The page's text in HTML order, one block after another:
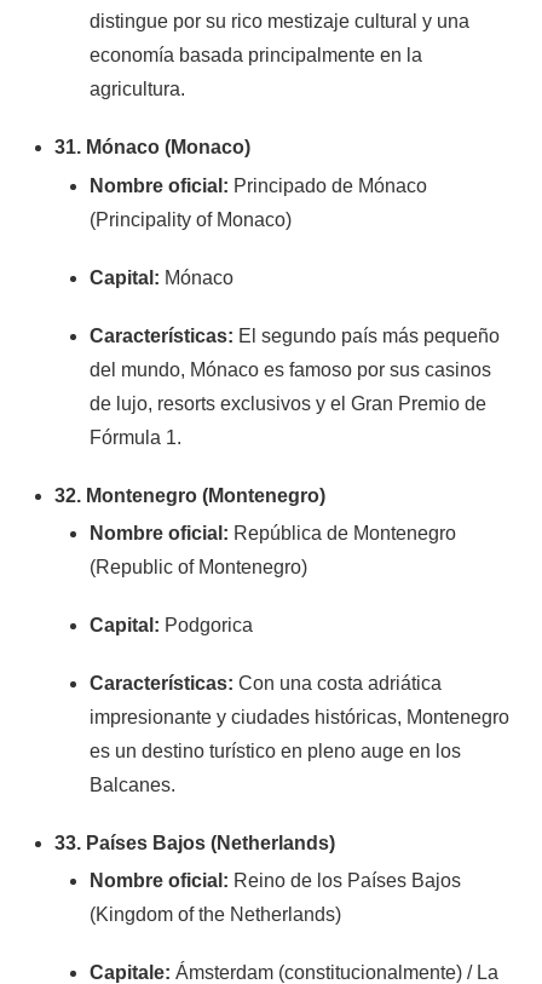
distingue por su rico mestizaje cultural y una
economía basada principalmente en la
agricultura.
31. Mónaco (Monaco)
Nombre oficial: Principado de Mónaco
(Principality of Monaco)
Capital: Mónaco
Características: El segundo país más pequeño
del mundo, Mónaco es famoso por sus casinos
de lujo, resorts exclusivos y el Gran Premio de
Fórmula 1.
32. Montenegro (Montenegro)
Nombre oficial: República de Montenegro
(Republic of Montenegro)
Capital: Podgorica
Características: Con una costa adriática
impresionante y ciudades históricas, Montenegro
es un destino turístico en pleno auge en los
Balcanes.
33. Países Bajos (Netherlands)
Nombre oficial: Reino de los Países Bajos
(Kingdom of the Netherlands)
Capitale: Ámsterdam (constitucionalmente) / La